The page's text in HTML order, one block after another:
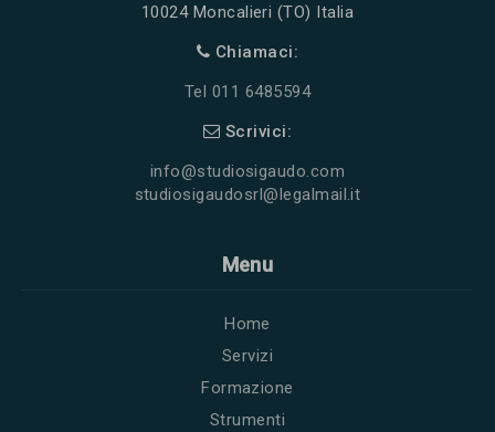
10024 Moncalieri (TO) Italia
Chiamaci:
Tel 011 6485594
Scrivici:
info@studiosigaudo.com
studiosigaudosrl@legalmail.it
Menu
Home
Servizi
Formazione
Strumenti